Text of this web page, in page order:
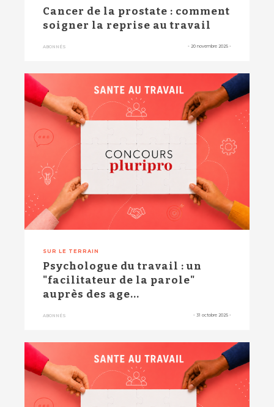
Cancer de la prostate : comment
soigner la reprise au travail
ABONNÉS - 20 novembre 2025 -
SUR LE TERRAIN
Psychologue du travail : un
"facilitateur de la parole"
auprès des age...
ABONNÉS - 31 octobre 2025 -